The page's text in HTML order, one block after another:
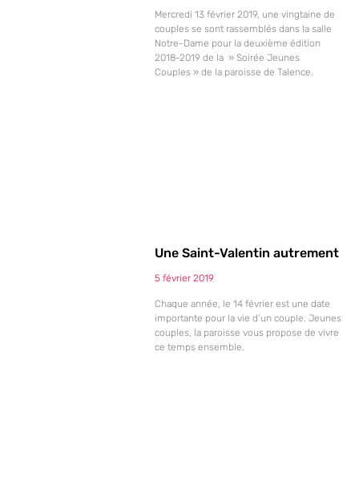
Mercredi 13 février 2019, une vingtaine de
couples se sont rassemblés dans la salle
Notre-Dame pour la deuxième édition
2018-2019 de la » Soirée Jeunes
Couples » de la paroisse de Talence.
Une Saint-Valentin autrement
5 février 2019
Chaque année, le 14 février est une date
importante pour la vie d’un couple. Jeunes
couples, la paroisse vous propose de vivre
ce temps ensemble.